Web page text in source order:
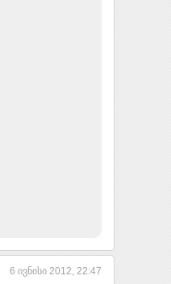
6 ივნისი 2012, 22:47